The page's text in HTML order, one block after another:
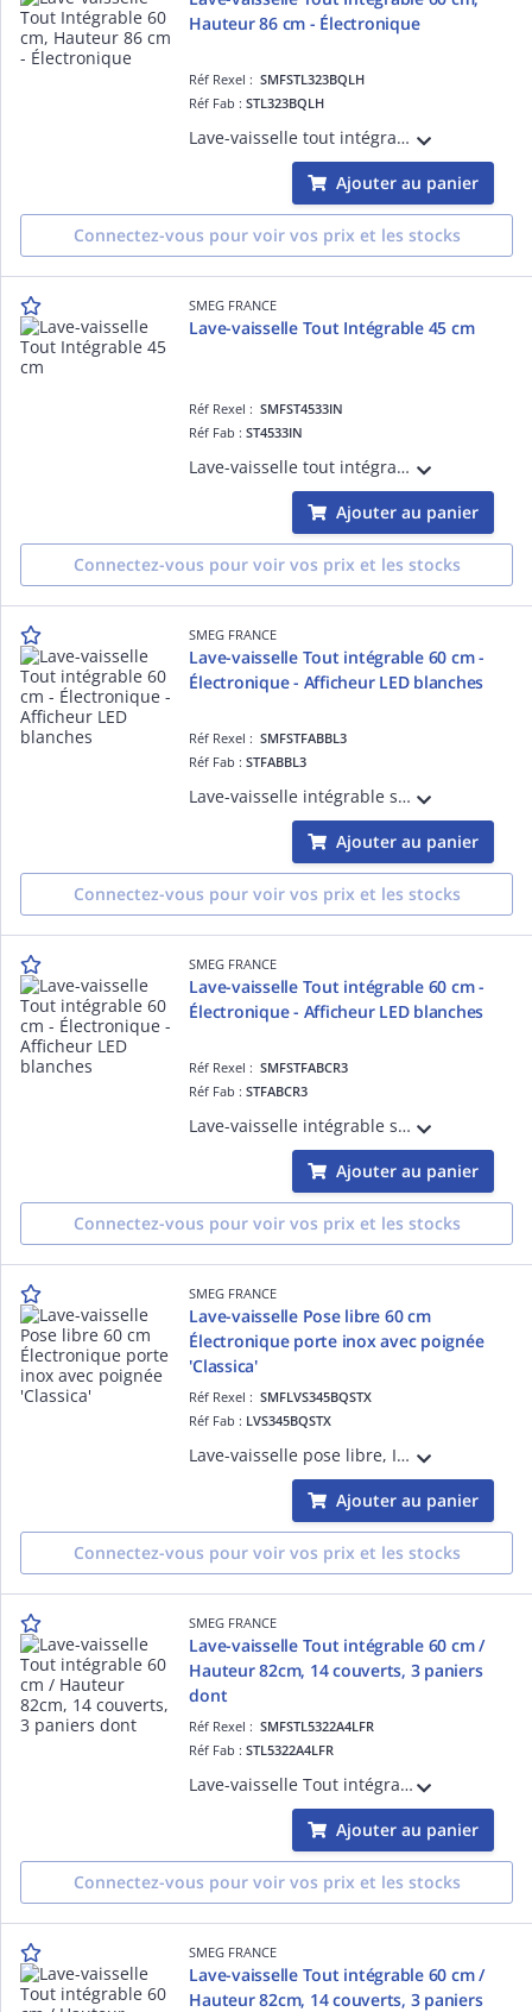
Hauteur 86 cm - Électronique
Réf Rexel :SMFSTL323BQLH
Réf Fab :STL323BQLH
Lave-vaisselle tout intégrable hauteur 86 cm, 3 paniers- 14 couverts, Moteur inverter 2.0, Bandeau de commande gris métal, Cuve et porte inox- PROGRAMMES / FONCTIONS : 11 programmes dont : Hygiène 99,9%, Progr. 1 heure, Silence (- 2 dB), Au
Ajouter au panier
Connectez-vous pour voir vos prix et les stocks
SMEG FRANCE
Lave-vaisselle Tout Intégrable 45 cm
Réf Rexel :SMFST4533IN
Réf Fab :ST4533IN
Lave-vaisselle tout intégrable 45 cm 82 cm 3 paniers- 10 couverts, Moteur inverter, Bandeau de commande tactile noir, Cuve et porte inox - PROGRAMMES / FONCTIONS : 8 programmes dont : Programme 1 heure, Express 50°C, Auto 50°C - 60°C et Aut
Ajouter au panier
Connectez-vous pour voir vos prix et les stocks
SMEG FRANCE
Lave-vaisselle Tout intégrable 60 cm -
Électronique - Afficheur LED blanches
Réf Rexel :SMFSTFABBL3
Réf Fab :STFABBL3
Lave-vaisselle intégrable sous-plan ¿Années 50¿, Noir - 13 couverts - Moteur inverter 2.0, Bandeau de commande inox anti-trace, Cuve et porte inox - PROGRAMMES / FONCTIONS : 11 programmes dont: Hygiène 99,9%, Progr. 1 heure, Silence (- 2 dB
Ajouter au panier
Connectez-vous pour voir vos prix et les stocks
SMEG FRANCE
Lave-vaisselle Tout intégrable 60 cm -
Électronique - Afficheur LED blanches
Réf Rexel :SMFSTFABCR3
Réf Fab :STFABCR3
Lave-vaisselle intégrable sous-plan ¿Années 50¿, Crème - 13 couverts - Moteur inverter 2.0, Bandeau de commande inox anti-trace, Cuve et porte inox - PROGRAMMES / FONCTIONS : 11 programmes dont: Hygiène 99,9%, Progr. 1 heure, Silence (- 2 d
Ajouter au panier
Connectez-vous pour voir vos prix et les stocks
SMEG FRANCE
Lave-vaisselle Pose libre 60 cm
Électronique porte inox avec poignée
'Classica'
Réf Rexel :SMFLVS345BQSTX
Réf Fab : LVS345BQSTX
Lave-vaisselle pose libre, Inox Anti-trace 60 cm 3 paniers - 14 couverts, Moteur inverter 2.0, Bandeau de commande tactile noir, Cuve et porte inox - PROGRAMMES / FONCTIONS : 11 programmes dont : Hygiène 99,9%, Rapide 27 min, Programme 1
Ajouter au panier
Connectez-vous pour voir vos prix et les stocks
SMEG FRANCE
Lave-vaisselle Tout intégrable 60 cm /
Hauteur 82cm, 14 couverts, 3 paniers
dont
Réf Rexel :SMFSTL5322A4LFR
Réf Fab :STL5322A4LFR
Lave-vaisselle Tout intégrable 60 cm / Hauteur 82cm, 14 couverts, 3 paniers dont tiroir couverts FlexiDuo, Bras de lavage Orbital, Bandeau de commandes Easy+ noir, 7 températures et 10+1 programmes, Système de sécurité Stop aqua total, Dépa
Ajouter au panier
Connectez-vous pour voir vos prix et les stocks
SMEG FRANCE
Lave-vaisselle Tout intégrable 60 cm /
Hauteur 82cm, 14 couverts, 3 paniers